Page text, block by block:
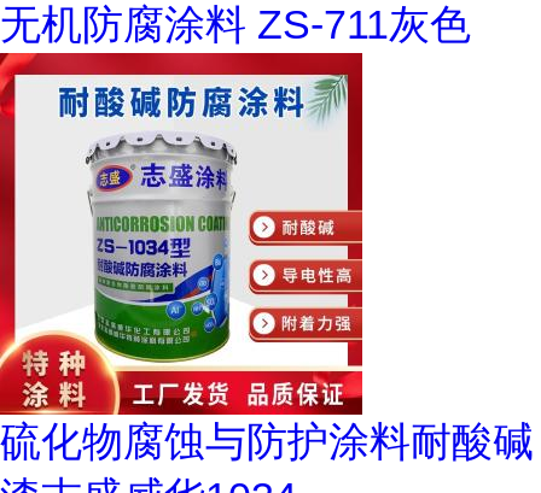
无机防腐涂料 ZS-711灰色
硫化物腐蚀与防护涂料耐酸碱